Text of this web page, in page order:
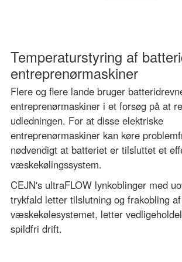
Temperaturstyring af
entreprenørmaskiner
Flere og flere lande bruger
entreprenørmaskiner i et forsøg på at
udledningen. For at disse elektriske
entreprenørmaskiner kan køre
nødvendigt at batteriet er tilsluttet et
væskekølingssystem.
CEJN's ultraFLOW lynkoblinger med
trykfald letter tilslutning og frakobling af
væskekølesystemet, letter
spildfri drift.